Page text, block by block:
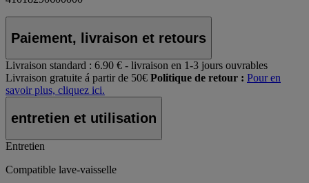
Paiement, livraison et retours
Livraison standard : 6.90 € - livraison en 1-3 jours ouvrables
Livraison gratuite á partir de 50€ Politique de retour : Pour en
savoir plus, cliquez ici.
entretien et utilisation
Entretien
Compatible lave-vaisselle